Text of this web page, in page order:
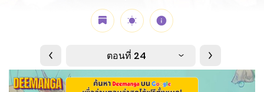
ตอนที่ 24